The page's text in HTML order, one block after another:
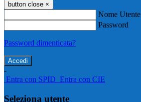
button close ×
Nome Utente
Password
Password dimenticata?
-
Entra con SPID Entra con CIE
Seleziona utente